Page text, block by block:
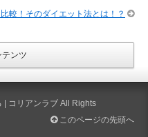
較！そのダイエット法とは！？
ンツ
| コリアンラブ All Rights
このページの先頭へ